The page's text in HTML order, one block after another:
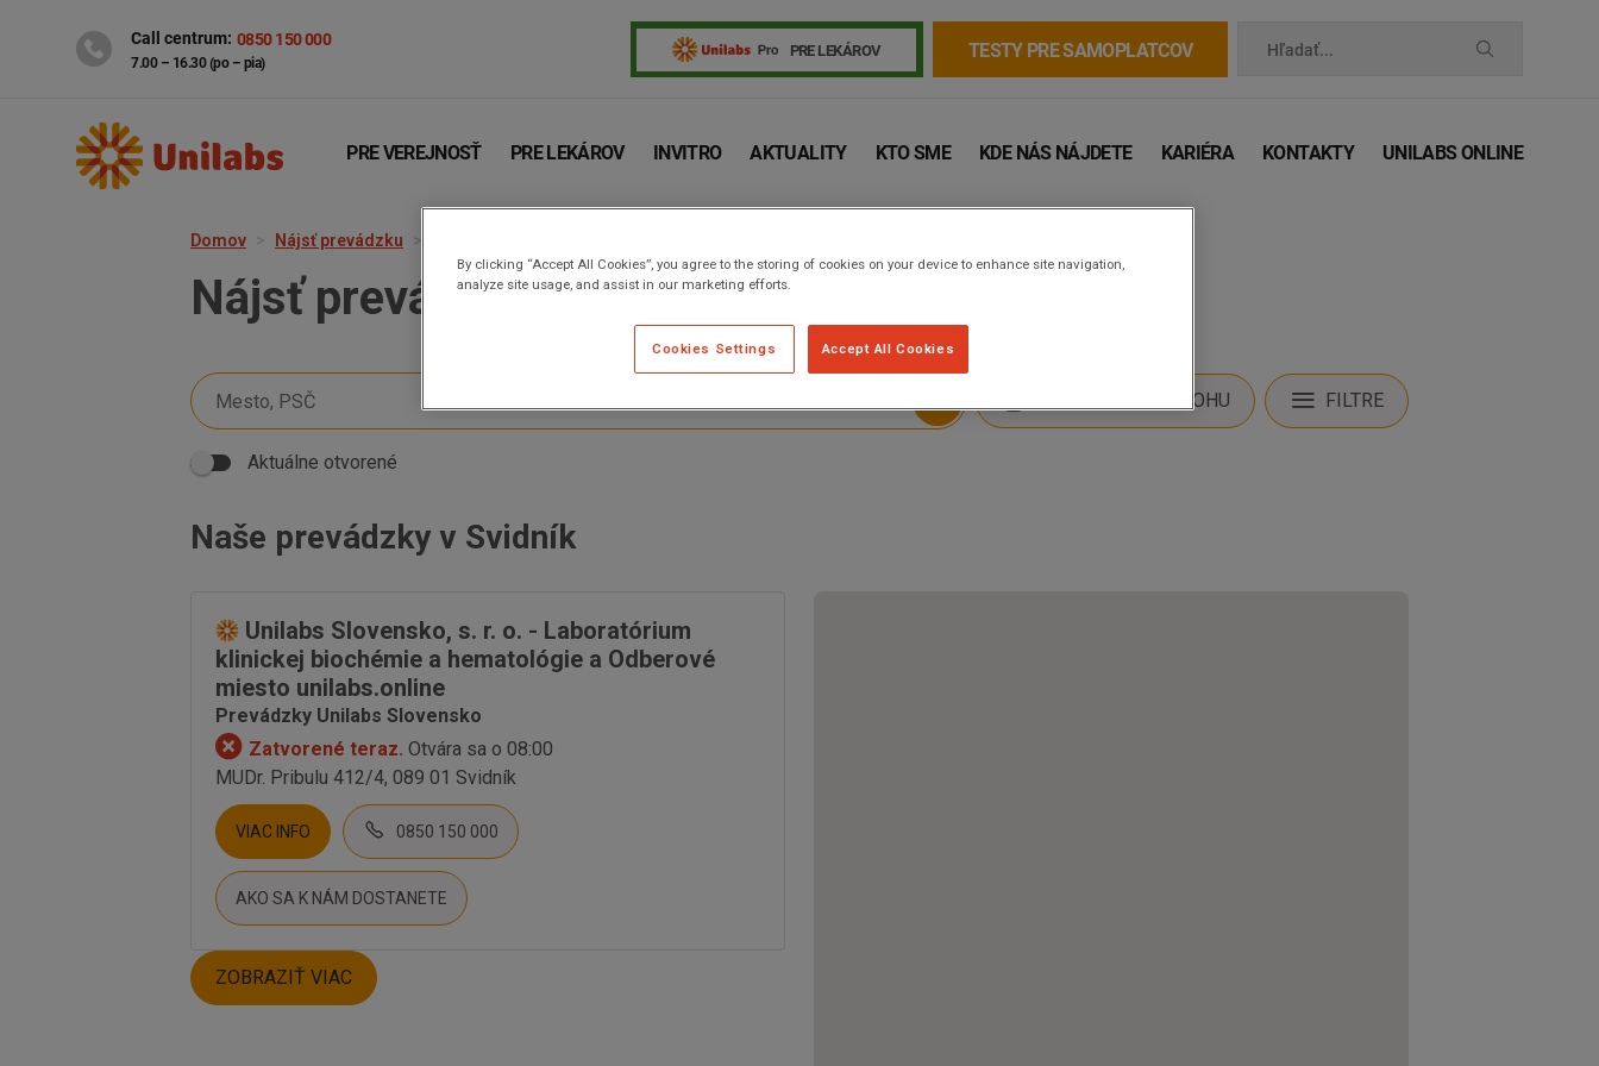
Call centrum: 0850 150 000
7.00 – 16.30 (po – pia)
PRE LEKÁROV TESTY PRE SAMOPLATCOV Hľadať...
PRE VEREJNOSŤ PRE LEKÁROV INVITRO AKTUALITY KTO SME KDE NÁS NÁJDETE KARIÉRA KONTAKTY UNILABS ONLINE
Domov Nájsť prevádzku
Nájsť prevádzku
ZISTIŤ MOJU POLOHU FILTRE
Aktuálne otvorené
Naše prevádzky v Svidník
Unilabs Slovensko, s. r. o. - Laboratórium
klinickej biochémie a hematológie a Odberové
miesto unilabs.online
Prevádzky Unilabs Slovensko
Zatvorené teraz. Otvára sa o 08:00
MUDr. Pribulu 412/4, 089 01 Svidník
VIAC INFO 0850 150 000
AKO SA K NÁM DOSTANETE
ZOBRAZIŤ VIAC
By clicking “Accept All Cookies”, you agree to the storing of cookies on your device to enhance site navigation,
analyze site usage, and assist in our marketing efforts.
Accept All Cookies
Cookies Settings